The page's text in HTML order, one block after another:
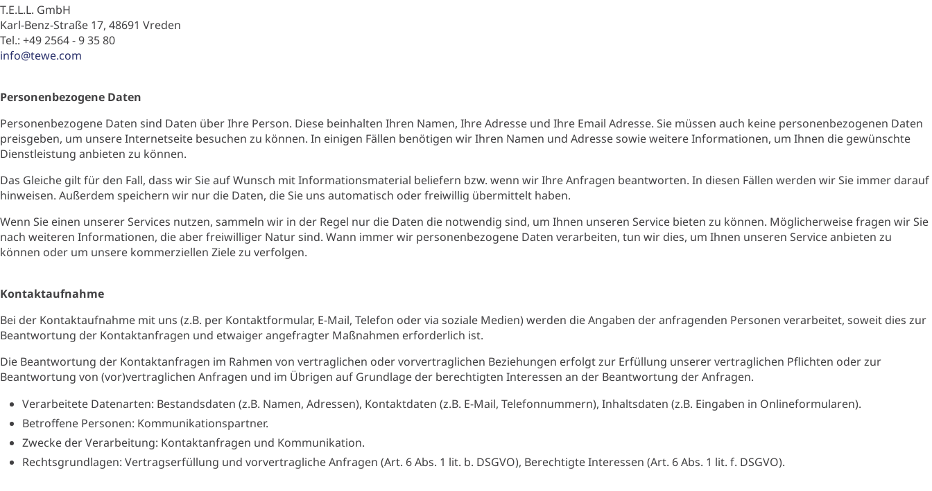
T.E.L.L. GmbH
Karl-Benz-Straße 17, 48691 Vreden
Tel.: +49 2564 - 9 35 80
info@tewe.com
Personenbezogene Daten
Personenbezogene Daten sind Daten über Ihre Person. Diese beinhalten Ihren Namen, Ihre Adresse und Ihre Email Adresse. Sie müssen auch keine personenbezogenen Daten
preisgeben, um unsere Internetseite besuchen zu können. In einigen Fällen benötigen wir Ihren Namen und Adresse sowie weitere Informationen, um Ihnen die gewünschte
Dienstleistung anbieten zu können.
Das Gleiche gilt für den Fall, dass wir Sie auf Wunsch mit Informationsmaterial beliefern bzw. wenn wir Ihre Anfragen beantworten. In diesen Fällen werden wir Sie immer darauf
hinweisen. Außerdem speichern wir nur die Daten, die Sie uns automatisch oder freiwillig übermittelt haben.
Wenn Sie einen unserer Services nutzen, sammeln wir in der Regel nur die Daten die notwendig sind, um Ihnen unseren Service bieten zu können. Möglicherweise fragen wir Sie
nach weiteren Informationen, die aber freiwilliger Natur sind. Wann immer wir personenbezogene Daten verarbeiten, tun wir dies, um Ihnen unseren Service anbieten zu
können oder um unsere kommerziellen Ziele zu verfolgen.
Kontaktaufnahme
Bei der Kontaktaufnahme mit uns (z.B. per Kontaktformular, E-Mail, Telefon oder via soziale Medien) werden die Angaben der anfragenden Personen verarbeitet, soweit dies zur
Beantwortung der Kontaktanfragen und etwaiger angefragter Maßnahmen erforderlich ist.
Die Beantwortung der Kontaktanfragen im Rahmen von vertraglichen oder vorvertraglichen Beziehungen erfolgt zur Erfüllung unserer vertraglichen Pflichten oder zur
Beantwortung von (vor)vertraglichen Anfragen und im Übrigen auf Grundlage der berechtigten Interessen an der Beantwortung der Anfragen.
Verarbeitete Datenarten: Bestandsdaten (z.B. Namen, Adressen), Kontaktdaten (z.B. E-Mail, Telefonnummern), Inhaltsdaten (z.B. Eingaben in Onlineformularen).
Betroffene Personen: Kommunikationspartner.
Zwecke der Verarbeitung: Kontaktanfragen und Kommunikation.
Rechtsgrundlagen: Vertragserfüllung und vorvertragliche Anfragen (Art. 6 Abs. 1 lit. b. DSGVO), Berechtigte Interessen (Art. 6 Abs. 1 lit. f. DSGVO).